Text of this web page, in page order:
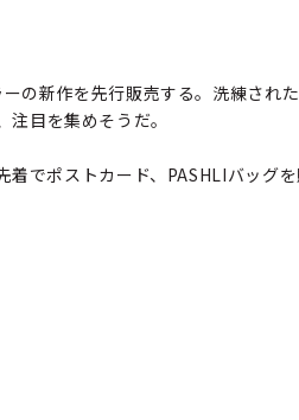
の新作を先行販売する。洗練され
目を集めそうだ。
でポストカード、PASHLIバッグ